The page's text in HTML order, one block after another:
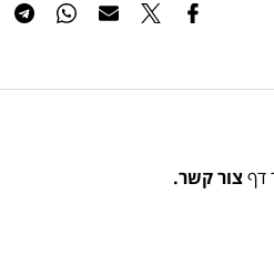
דףצור קשר.